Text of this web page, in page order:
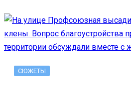
СЮЖЕТЫ